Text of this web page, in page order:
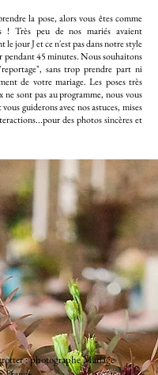
la pose, alors vous êtes comme
! Très peu de nos mariés avaient
le jour J et ce n'est pas dans notre style
pendant 45 minutes. Nous souhaitons
sans trop prendre part ni
de votre mariage. Les poses très
ne sont pas au programme, nous vous
guiderons avec nos astuces, mises
des photos sincères et
: photographe Mariage